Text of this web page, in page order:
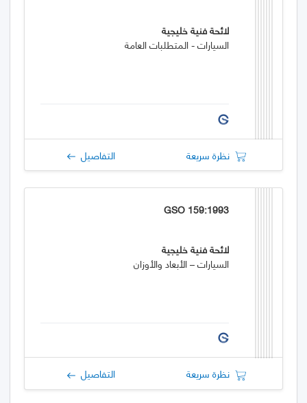
لائحة فنية خليجية
السيارات - المتطلبات العامة
نظرة سريعة التفاصيل
GSO 159:1993
لائحة فنية خليجية
السيارات – الأبعاد والأوزان
نظرة سريعة التفاصيل